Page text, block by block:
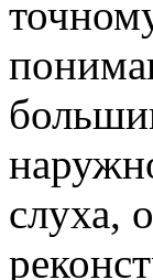
слуха,